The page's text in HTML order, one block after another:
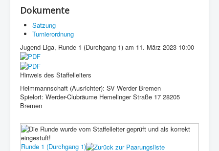
Dokumente
Satzung
Turnierordnung
Jugend-Liga, Runde 1 (Durchgang 1) am 11. März 2023 10:00
Hinweis des Staffelleiters
Heimmannschaft (Ausrichter): SV Werder Bremen
Spielort: Werder-Clubräume Hemelinger Straße 17 28205
Bremen
Runde 1 (Durchgang 1)